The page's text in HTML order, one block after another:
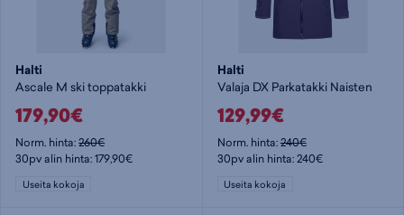
Halti
Ascale M ski toppatakki
179,90€
Norm. hinta:260€
30pv alin hinta: 179,90€
Useita kokoja
Halti
Valaja DX Parkatakki Naisten
129,99€
Norm. hinta:240€
30pv alin hinta: 240€
Useita kokoja